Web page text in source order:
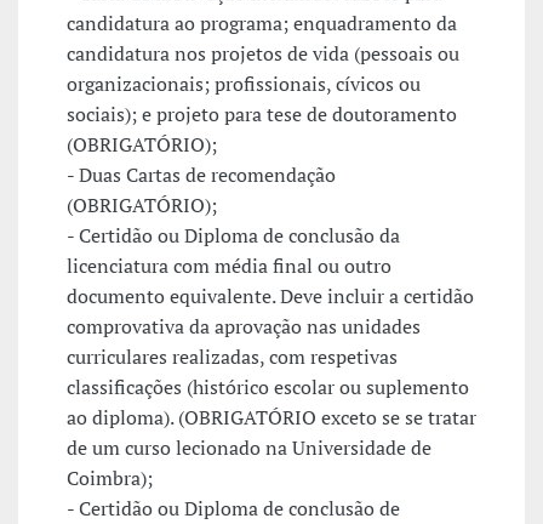
candidatura ao programa; enquadramento da
candidatura nos projetos de vida (pessoais ou
organizacionais; profissionais, cívicos ou
sociais); e projeto para tese de doutoramento
(OBRIGATÓRIO);
- Duas Cartas de recomendação
(OBRIGATÓRIO);
- Certidão ou Diploma de conclusão da
licenciatura com média final ou outro
documento equivalente. Deve incluir a certidão
comprovativa da aprovação nas unidades
curriculares realizadas, com respetivas
classificações (histórico escolar ou suplemento
ao diploma). (OBRIGATÓRIO exceto se se tratar
de um curso lecionado na Universidade de
Coimbra);
- Certidão ou Diploma de conclusão de